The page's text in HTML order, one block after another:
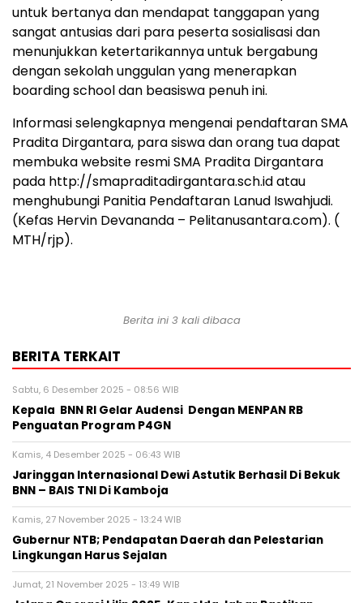
untuk bertanya dan mendapat tanggapan yang
sangat antusias dari para peserta sosialisasi dan
menunjukkan ketertarikannya untuk bergabung
dengan sekolah unggulan yang menerapkan
boarding school dan beasiswa penuh ini.
Informasi selengkapnya mengenai pendaftaran SMA
Pradita Dirgantara, para siswa dan orang tua dapat
membuka website resmi SMA Pradita Dirgantara
pada http://smapraditadirgantara.sch.id atau
menghubungi Panitia Pendaftaran Lanud Iswahjudi.
(Kefas Hervin Devananda – Pelitanusantara.com). (
MTH/rjp).
Berita ini 3 kali dibaca
BERITA TERKAIT
Sabtu, 6 Desember 2025 - 08:56 WIB
Kepala BNN RI Gelar Audensi Dengan MENPAN RB
Penguatan Program P4GN
Kamis, 4 Desember 2025 - 06:43 WIB
Jaringgan Internasional Dewi Astutik Berhasil Di Bekuk
BNN – BAIS TNI Di Kamboja
Kamis, 27 November 2025 - 13:24 WIB
Gubernur NTB; Pendapatan Daerah dan Pelestarian
Lingkungan Harus Sejalan
Jumat, 21 November 2025 - 13:49 WIB